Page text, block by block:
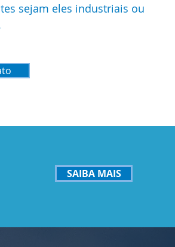
sejam eles industriais ou
SAIBA MAIS